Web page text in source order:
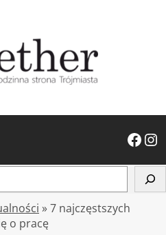
Facebook Instagram
»7 najczęstszych
o pracę